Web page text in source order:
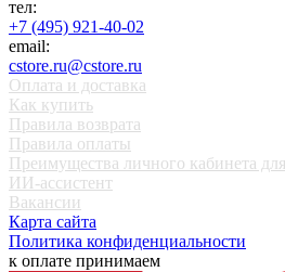
тел:
+7 (495) 921-40-02
email:
cstore.ru@cstore.ru
Оплата и доставка
Как купить
Правила возврата
Правила оплаты
Преимущества личного кабинета
ИИ-ассистент
Вакансии
Карта сайта
Политика конфиденциальности
к оплате принимаем